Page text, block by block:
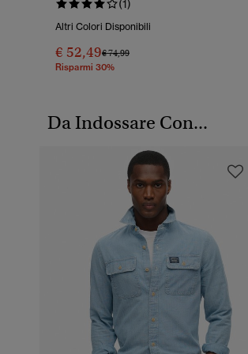
(1)
Altri Colori Disponibili
€ 52,49Prezzo Ridotto Da
€ 74,99A
Risparmi 30%
Da Indossare Con...